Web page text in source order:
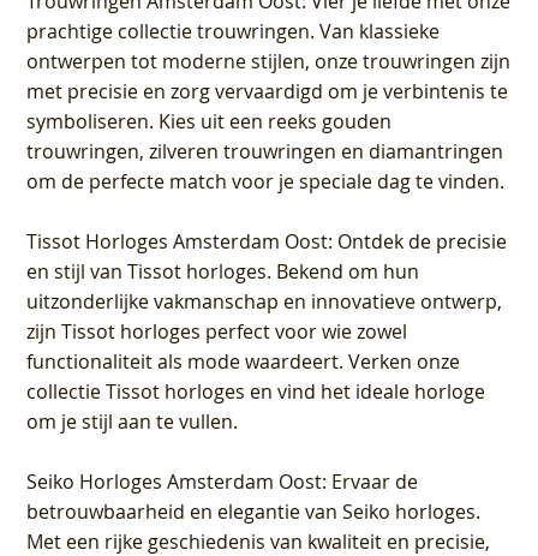
prachtige collectie trouwringen. Van klassieke
ontwerpen tot moderne stijlen, onze trouwringen zijn
met precisie en zorg vervaardigd om je verbintenis te
symboliseren. Kies uit een reeks gouden
trouwringen, zilveren trouwringen en diamantringen
om de perfecte match voor je speciale dag te vinden.
Tissot Horloges Amsterdam Oost: Ontdek de precisie
en stijl van Tissot horloges. Bekend om hun
uitzonderlijke vakmanschap en innovatieve ontwerp,
zijn Tissot horloges perfect voor wie zowel
functionaliteit als mode waardeert. Verken onze
collectie Tissot horloges en vind het ideale horloge
om je stijl aan te vullen.
Seiko Horloges Amsterdam Oost: Ervaar de
betrouwbaarheid en elegantie van Seiko horloges.
Met een rijke geschiedenis van kwaliteit en precisie,